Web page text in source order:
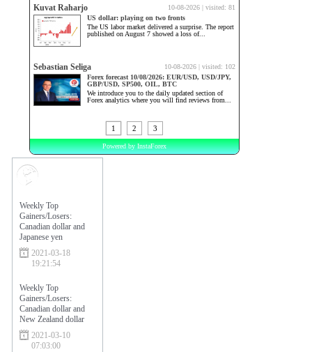
Weekly Top
Gainers/Losers:
Canadian dollar and
Japanese yen
2021-03-18
19:21:54
Weekly Top
Gainers/Losers:
Canadian dollar and
New Zealand dollar
2021-03-10
07:03:00